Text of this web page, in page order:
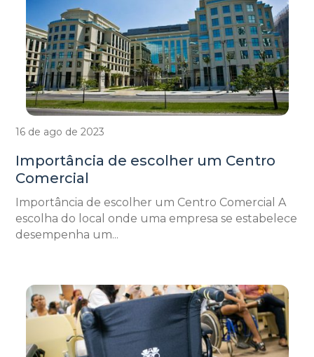
16 de ago de 2023
Importância de escolher um Centro
Comercial
Importância de escolher um Centro Comercial A
escolha do local onde uma empresa se estabelece
desempenha um...